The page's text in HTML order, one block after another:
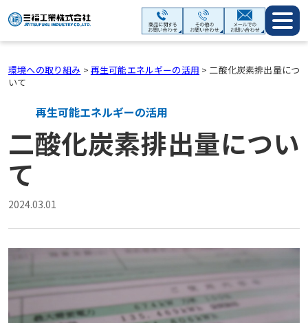
環境への取り組み > 再生可能エネルギーの活用 > 二酸化炭素排出量につ
いて
再生可能エネルギーの活用
二酸化炭素排出量につい
て
2024.03.01